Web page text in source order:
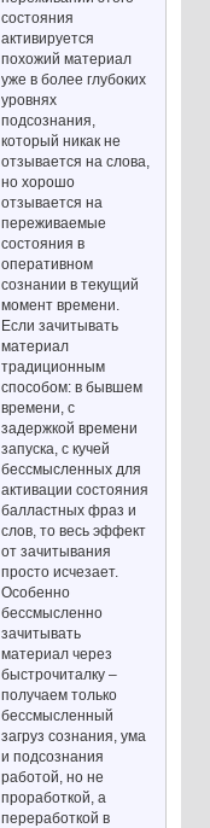
состояния
активируется
похожий материал
уже в более глубоких
уровнях
подсознания,
который никак не
отзывается на слова,
но хорошо
отзывается на
переживаемые
состояния в
оперативном
сознании в текущий
момент времени.
Если зачитывать
материал
традиционным
способом: в бывшем
времени, с
задержкой времени
запуска, с кучей
бессмысленных для
активации состояния
балластных фраз и
слов, то весь эффект
от зачитывания
просто исчезает.
Особенно
бессмысленно
зачитывать
материал через
быстрочиталку –
получаем только
бессмысленный
загруз сознания, ума
и подсознания
работой, но не
проработкой, а
переработкой в